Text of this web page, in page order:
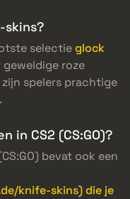
skins?
selectieglock
roze
zijn spelers prachtige
.
in CS2 (CS:GO)?
bevat ook een
knife-skins) die je